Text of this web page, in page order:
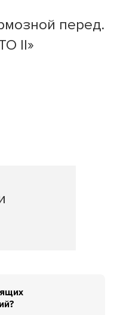
перед.
II»